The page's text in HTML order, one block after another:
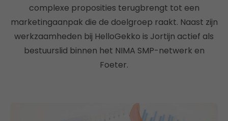
complexe proposities terugbrengt tot een
marketingaanpak die de doelgroep raakt. Naast zijn
werkzaamheden bij HelloGekko is Jortijn actief als
bestuurslid binnen het NIMA SMP-netwerk en
Foeter.